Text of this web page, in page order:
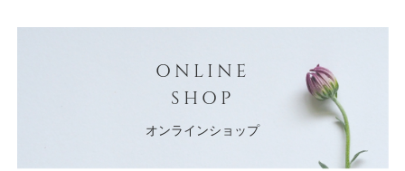
ONLINE
SHOP
オンラインショップ